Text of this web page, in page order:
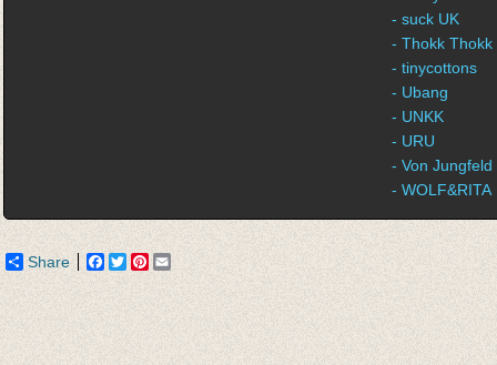
- suck UK
- Thokk Thokk
- tinycottons
- Ubang
- UNKK
- URU
- Von Jungfeld
- WOLF&RITA
Share Facebook
TwitterPinterest